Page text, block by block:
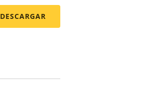
DESCARGAR